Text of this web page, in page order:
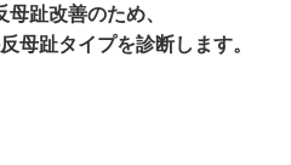
趾改善のため、
母趾タイプを診断します。